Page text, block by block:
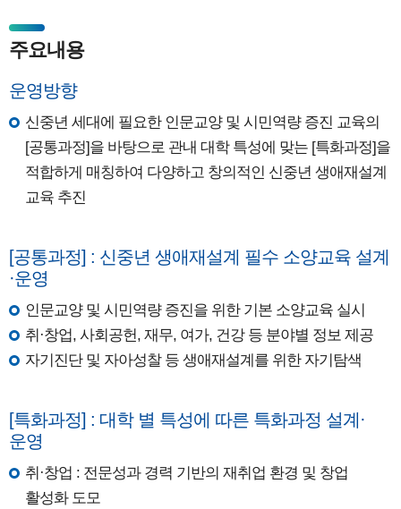
주요내용
운영방향
신중년 세대에 필요한 인문교양 및 시민역량 증진 교육의
[공통과정]을 바탕으로 관내 대학 특성에 맞는 [특화과정]을
적합하게 매칭하여 다양하고 창의적인 신중년 생애재설계
교육 추진
[공통과정] : 신중년 생애재설계 필수 소양교육 설계
·운영
인문교양 및 시민역량 증진을 위한 기본 소양교육 실시
취·창업, 사회공헌, 재무, 여가, 건강 등 분야별 정보 제공
자기진단 및 자아성찰 등 생애재설계를 위한 자기탐색
[특화과정] : 대학 별 특성에 따른 특화과정 설계·
운영
취·창업 : 전문성과 경력 기반의 재취업 환경 및 창업
활성화 도모